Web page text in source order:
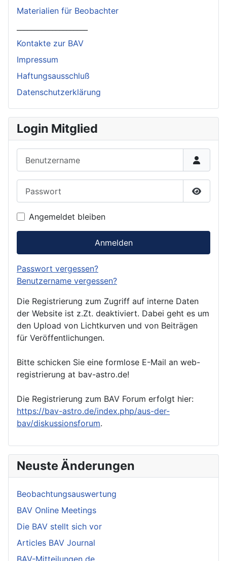
Materialien für Beobachter
Kontakte zur BAV
Impressum
Haftungsausschluß
Datenschutzerklärung
Login Mitglied
Angemeldet bleiben
Anmelden
Passwort vergessen?
Benutzername vergessen?
Die Registrierung zum Zugriff auf interne Daten
der Website ist z.Zt. deaktiviert. Dabei geht es um
den Upload von Lichtkurven und von Beiträgen
für Veröffentlichungen.
Bitte schicken Sie eine formlose E-Mail an web-
registrierung at bav-astro.de!
Die Registrierung zum BAV Forum erfolgt hier:
https://bav-astro.de/index.php/aus-der-
bav/diskussionsforum.
Neuste Änderungen
Beobachtungsauswertung
BAV Online Meetings
Die BAV stellt sich vor
Articles BAV Journal
BAV-Mitteilungen de